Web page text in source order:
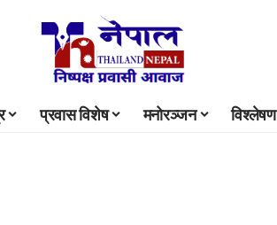
प्रवास विशेष मनोरञ्जन विश्लेषण